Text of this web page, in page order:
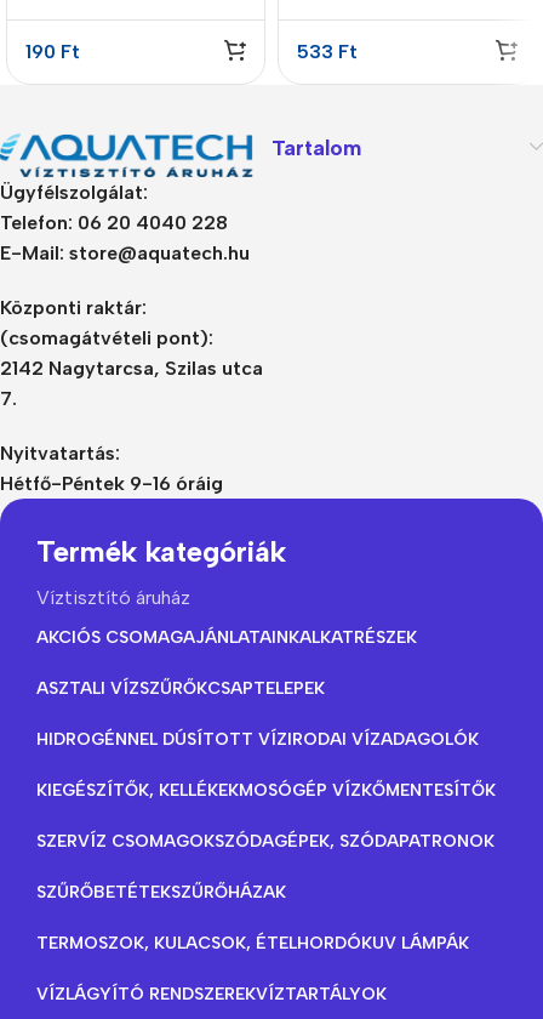
190 Ft 533 Ft
Ügyfélszolgálat:
Telefon: 06 20 4040 228
E-Mail: store@aquatech.hu
Központi raktár:
(csomagátvételi pont):
2142 Nagytarcsa, Szilas utca
7.
Nyitvatartás:
Hétfő-Péntek 9-16 óráig
Tartalom
Termék kategóriák
Víztisztító áruház
AKCIÓS CSOMAGAJÁNLATAINKALKATRÉSZEK
ASZTALI VÍZSZŰRŐKCSAPTELEPEK
HIDROGÉNNEL DÚSÍTOTT VÍZIRODAI VÍZADAGOLÓK
KIEGÉSZÍTŐK, KELLÉKEKMOSÓGÉP VÍZKŐMENTESÍTŐK
SZERVÍZ CSOMAGOKSZÓDAGÉPEK, SZÓDAPATRONOK
SZŰRŐBETÉTEKSZŰRŐHÁZAK
TERMOSZOK, KULACSOK, ÉTELHORDÓKUV LÁMPÁK
VÍZLÁGYÍTÓ RENDSZEREKVÍZTARTÁLYOK